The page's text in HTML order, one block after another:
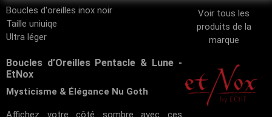
Voir tous les
produits de la
marque
Boucles d'oreilles inox noir
Taille uniuiqe
Ultra léger
Boucles d’Oreilles Pentacle & Lune -
EtNox
Mysticisme & Élégance Nu Goth
Affichez votre côté sombre avec ces